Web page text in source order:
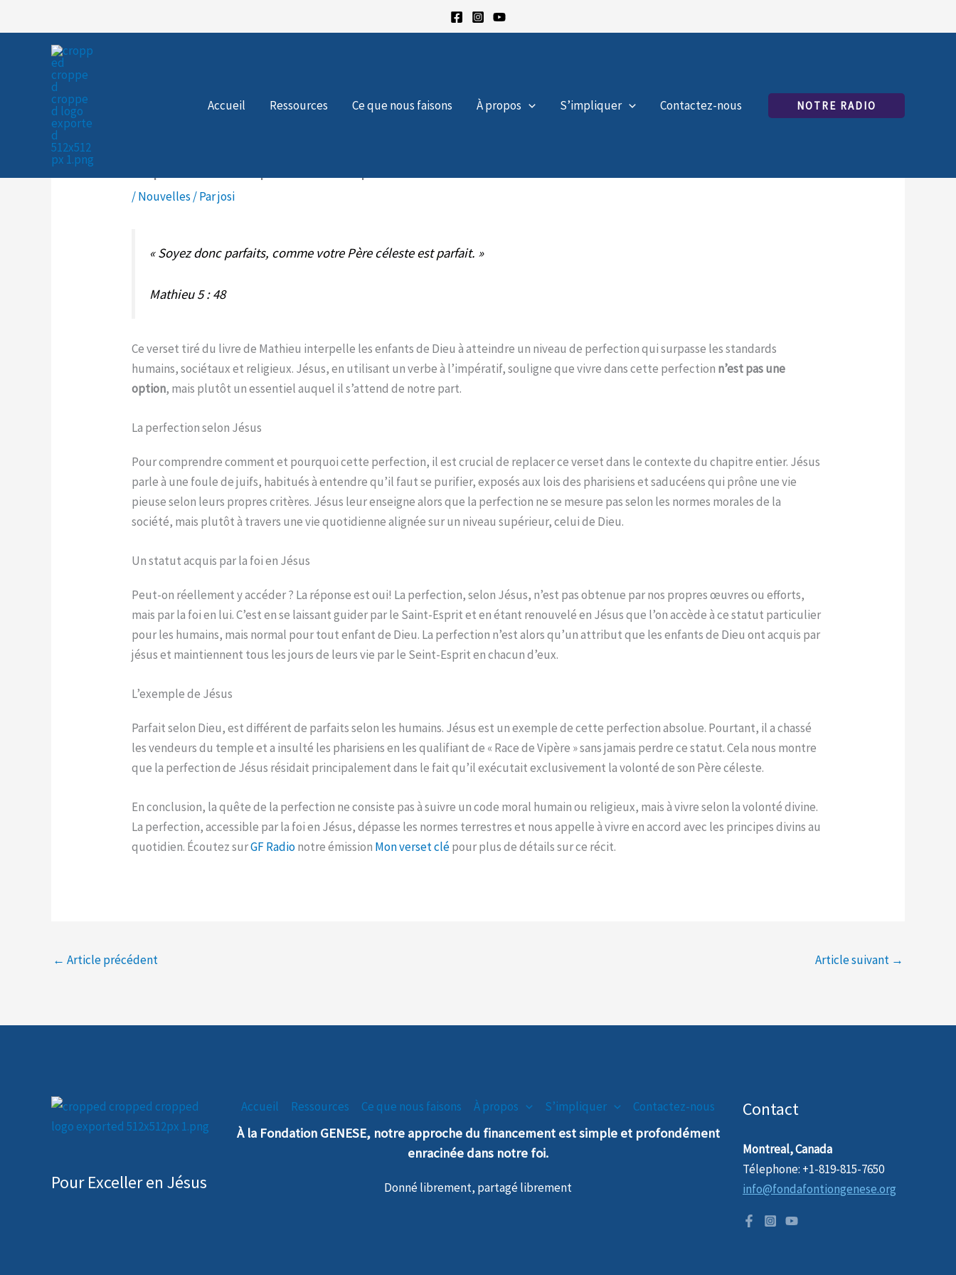
au
Accueil Ressources Ce que nous faisons À propos S’impliquer Contactez-nous NOTRE RADIO
/Nouvelles / Parjosi
« Soyez donc parfaits, comme votre Père céleste est parfait. »
Mathieu 5 : 48
Ce verset tiré du livre de Mathieu interpelle les enfants de Dieu à atteindre un niveau de perfection qui surpasse les standards
humains, sociétaux et religieux. Jésus, en utilisant un verbe à l’impératif, souligne que vivre dans cette perfection n’est pas une
option, mais plutôt un essentiel auquel il s’attend de notre part.
La perfection selon Jésus
Pour comprendre comment et pourquoi cette perfection, il est crucial de replacer ce verset dans le contexte du chapitre entier. Jésus
parle à une foule de juifs, habitués à entendre qu’il faut se purifier, exposés aux lois des pharisiens et saducéens qui prône une vie
pieuse selon leurs propres critères. Jésus leur enseigne alors que la perfection ne se mesure pas selon les normes morales de la
société, mais plutôt à travers une vie quotidienne alignée sur un niveau supérieur, celui de Dieu.
Un statut acquis par la foi en Jésus
Peut-on réellement y accéder ? La réponse est oui! La perfection, selon Jésus, n’est pas obtenue par nos propres œuvres ou efforts,
mais par la foi en lui. C’est en se laissant guider par le Saint-Esprit et en étant renouvelé en Jésus que l’on accède à ce statut particulier
pour les humains, mais normal pour tout enfant de Dieu. La perfection n’est alors qu’un attribut que les enfants de Dieu ont acquis par
jésus et maintiennent tous les jours de leurs vie par le Seint-Esprit en chacun d’eux.
L’exemple de Jésus
Parfait selon Dieu, est différent de parfaits selon les humains. Jésus est un exemple de cette perfection absolue. Pourtant, il a chassé
les vendeurs du temple et a insulté les pharisiens en les qualifiant de « Race de Vipère » sans jamais perdre ce statut. Cela nous montre
que la perfection de Jésus résidait principalement dans le fait qu’il exécutait exclusivement la volonté de son Père céleste.
En conclusion, la quête de la perfection ne consiste pas à suivre un code moral humain ou religieux, mais à vivre selon la volonté divine.
La perfection, accessible par la foi en Jésus, dépasse les normes terrestres et nous appelle à vivre en accord avec les principes divins au
quotidien. Écoutez surGF Radionotre émission Mon verset clépour plus de détails sur ce récit.
← Article précédent Article suivant →
Pour Exceller en Jésus
Accueil Ressources Ce que nous faisons À propos S’impliquer Contactez-nous
À la Fondation GENESE, notreapprochedu financement est simple et profondément
enracinée dans notre foi.
Donné librement, partagé librement
Contact
Montreal, Canada
Télephone: +1-819-815-7650
info@fondafontiongenese.org